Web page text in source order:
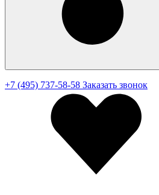
+7 (495) 737-58-58 Заказать звонок